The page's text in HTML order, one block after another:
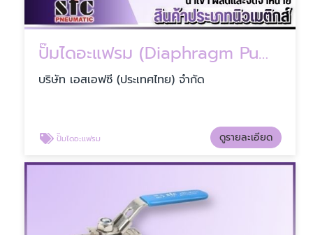
ปั๊มไดอะแฟรม (Diaphragm Pump)
บริษัท เอสเอฟซี (ประเทศไทย) จำกัด
ปั๊มไดอะแฟรม ดูรายละเอียด